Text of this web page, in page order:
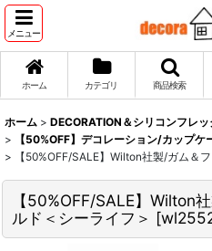
メニュー
ホーム カテゴリ 商品検索
ホーム > DECORATION＆シリコンフレッ
>
【50%OFF】デコレーション/カップケ
>
【50%OFF/SALE】Wilton社製/ガム＆
【50%OFF/SALE】Wilton
ルド＜シーライフ＞ [